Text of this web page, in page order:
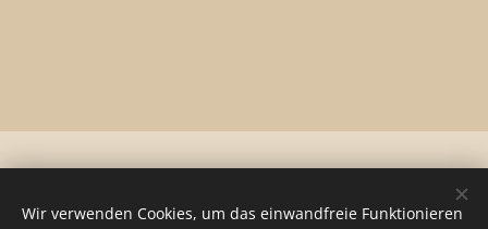
© 2024 Minden jog fenntartva
Wir verwenden Cookies, um das einwandfreie Funktionieren